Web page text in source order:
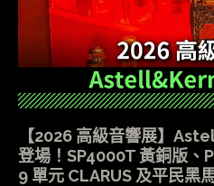
【2026 高級音響展】
登場！SP4000T 黃銅版、
9 單元 CLARUS 及平民黑